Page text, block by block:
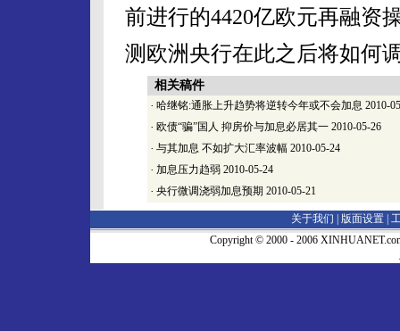
前进行的4420亿欧元再融资
测欧洲央行在此之后将如何
相关稿件
· 哈继铭:通胀上升趋势将逆转今年或不会加息 2010-
· 欧债“骗”国人 抑房价与加息必居其一 2010-05-26
· 与其加息 不如扩大汇率波幅 2010-05-24
· 加息压力趋弱 2010-05-24
· 央行微调浇弱加息预期 2010-05-21
关于我们 | 版面设置
Copyright © 2000 - 2006